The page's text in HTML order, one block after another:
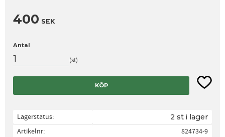
400 SEK
Antal
st
KÖP Lägg
Lagerstatus 2 st i lager
Artikelnr
824734-9